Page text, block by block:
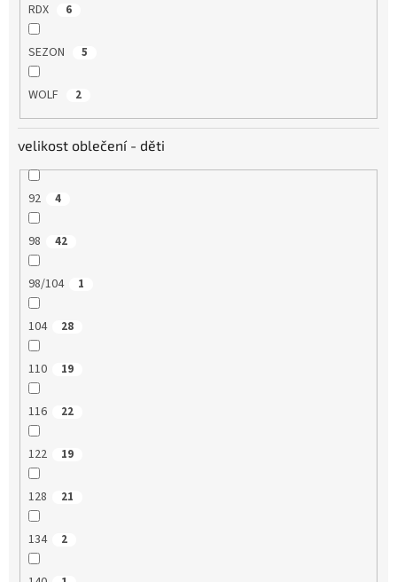
RDX 6
SEZON 5
WOLF 2
velikost oblečení - děti
92 4
98 42
98/104 1
104 28
110 19
116 22
122 19
128 21
134 2